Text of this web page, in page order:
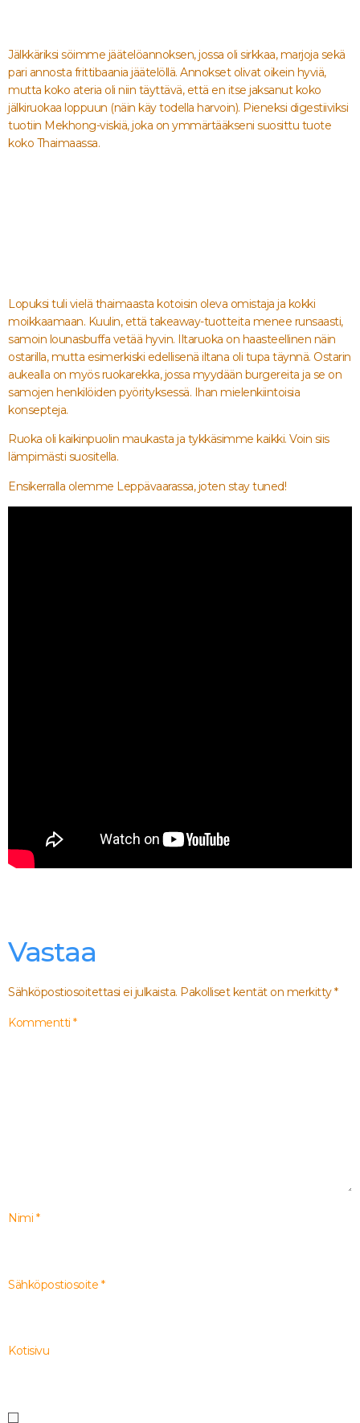
Jälkkäriksi söimme jäätelöannoksen, jossa oli sirkkaa, marjoja sekä
pari annosta frittibaania jäätelöllä. Annokset olivat oikein hyviä,
mutta koko ateria oli niin täyttävä, että en itse jaksanut koko
jälkiruokaa loppuun (näin käy todella harvoin). Pieneksi digestiiviksi
tuotiin Mekhong-viskiä, joka on ymmärtääkseni suosittu tuote
koko Thaimaassa.
Lopuksi tuli vielä thaimaasta kotoisin oleva omistaja ja kokki
moikkaamaan. Kuulin, että takeaway-tuotteita menee runsaasti,
samoin lounasbuffa vetää hyvin. Iltaruoka on haasteellinen näin
ostarilla, mutta esimerkiski edellisenä iltana oli tupa täynnä. Ostarin
aukealla on myös ruokarekka, jossa myydään burgereita ja se on
samojen henkilöiden pyörityksessä. Ihan mielenkiintoisia
konsepteja.
Ruoka oli kaikinpuolin maukasta ja tykkäsimme kaikki. Voin siis
lämpimästi suositella.
Ensikerralla olemme Leppävaarassa, joten stay tuned!
Vastaa
Sähköpostiosoitettasi ei julkaista. Pakolliset kentät on merkitty*
Kommentti *
Nimi *
Sähköpostiosoite *
Kotisivu